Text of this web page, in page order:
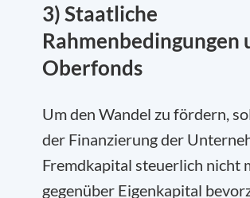
3) Staatliche
Rahmenbedingungen
Oberfonds
Um den Wandel zu fördern,
der Finanzierung der
Fremdkapital steuerlich nicht
gegenüber Eigenkapital